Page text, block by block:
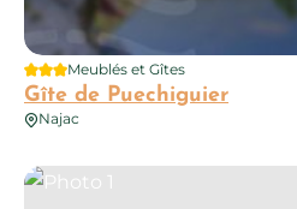
3 étoilesMeublés et Gîtes
Gîte de Puechiguier
Najac
Photo 1